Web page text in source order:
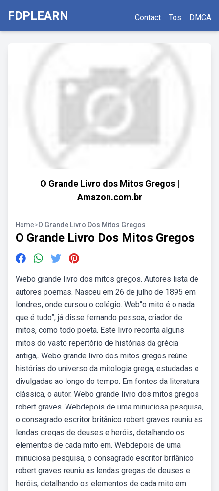
FDPLEARN Contact Tos DMCA
O Grande Livro dos Mitos Gregos |
Amazon.com.br
Home>O Grande Livro Dos Mitos Gregos
O Grande Livro Dos Mitos Gregos
Webo grande livro dos mitos gregos. Autores lista de
autores poemas. Nasceu em 26 de julho de 1895 em
londres, onde cursou o colégio. Web“o mito é o nada
que é tudo”, já disse fernando pessoa, criador de
mitos, como todo poeta. Este livro reconta alguns
mitos do vasto repertório de histórias da grécia
antiga,. Webo grande livro dos mitos gregos reúne
histórias do universo da mitologia grega, estudadas e
divulgadas ao longo do tempo. Em fontes da literatura
clássica, o autor. Webo grande livro dos mitos gregos
robert graves. Webdepois de uma minuciosa pesquisa,
o consagrado escritor britânico robert graves reuniu as
lendas gregas de deuses e heróis, detalhando os
elementos de cada mito em. Webdepois de uma
minuciosa pesquisa, o consagrado escritor britânico
robert graves reuniu as lendas gregas de deuses e
heróis, detalhando os elementos de cada mito em